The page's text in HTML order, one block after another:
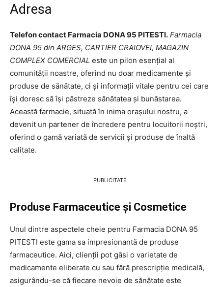
Adresa
Telefon contact Farmacia DONA 95 PITESTI. Farmacia
DONA 95 din ARGES, CARTIER CRAIOVEI, MAGAZIN
COMPLEX COMERCIAL este un pilon esențial al
comunității noastre, oferind nu doar medicamente și
produse de sănătate, ci și informații vitale pentru cei care
își doresc să își păstreze sănătatea și bunăstarea.
Această farmacie, situată în inima orașului nostru, a
devenit un partener de încredere pentru locuitorii noștri,
oferind o gamă variată de servicii și produse de înaltă
calitate.
PUBLICITATE
Produse Farmaceutice și Cosmetice
Unul dintre aspectele cheie pentru Farmacia DONA 95
PITESTI este gama sa impresionantă de produse
farmaceutice. Aici, clienții pot găsi o varietate de
medicamente eliberate cu sau fără prescripție medicală,
asigurându-se că fiecare nevoie de sănătate este